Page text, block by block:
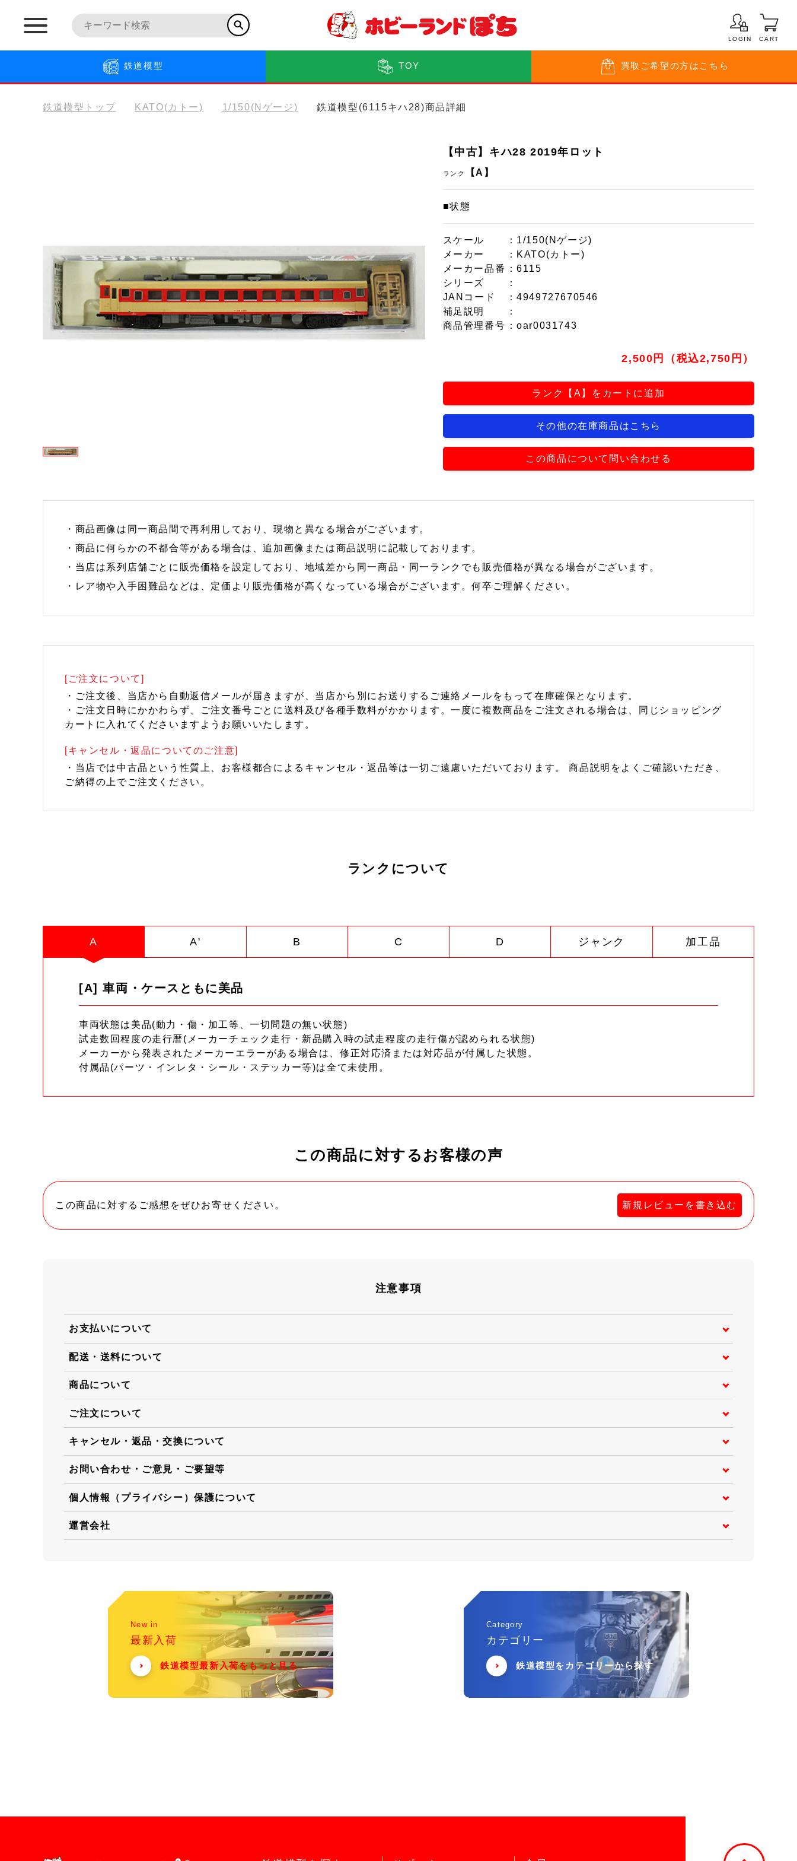
LOGIN CART
鉄道模型 TOY 買取 ご希望の方はこちら
鉄道模型トップ KATO(カトー) 1/150(Nゲージ) 鉄道模型(6115キハ28)商品詳細
【中古】キハ28 2019年ロット
ランク 【A】
■状態
スケール
：1/150(Nゲージ)
メーカー
：KATO(カトー)
メーカー品番
：6115
シリーズ
：
JANコード
：4949727670546
補足説明
：
商品管理番号 ：oar0031743
2,500円（税込2,750円）
ランク【A】をカートに追加
その他の在庫商品はこちら
この商品について問い合わせる
・商品画像は同一商品間で再利用しており、現物と異なる場合がございます。
・商品に何らかの不都合等がある場合は、追加画像または商品説明に記載しております。
・当店は系列店舗ごとに販売価格を設定しており、地域差から同一商品・同一ランクでも販売価格が異なる場合がございます。
・レア物や入手困難品などは、定価より販売価格が高くなっている場合がございます。何卒ご理解ください。
[ご注文について]
・ご注文後、当店から自動返信メールが届きますが、当店から別にお送りするご連絡メールをもって在庫確保となります。
・ご注文日時にかかわらず、ご注文番号ごとに送料及び各種手数料がかかります。一度に複数商品をご注文される場合は、同じショッピング
カートに入れてくださいますようお願いいたします。
[キャンセル・返品についてのご注意]
・当店では中古品という性質上、お客様都合によるキャンセル・返品等は一切ご遠慮いただいております。 商品説明をよくご確認いただき、
ご納得の上でご注文ください。
ランクについて
A A' B C D ジャンク 加工品
[A] 車両・ケースともに美品
車両状態は美品(動力・傷・加工等、一切問題の無い状態)
試走数回程度の走行暦(メーカーチェック走行・新品購入時の試走程度の走行傷が認められる状態)
メーカーから発表されたメーカーエラーがある場合は、修正対応済または対応品が付属した状態。
付属品(パーツ・インレタ・シール・ステッカー等)は全て未使用。
この商品に対するお客様の声
この商品に対するご感想をぜひお寄せください。 新規レビューを書き込む
注意事項
お支払いについて
配送・送料について
商品について
ご注文について
キャンセル・返品・交換について
お問い合わせ・ご意見・ご要望等
個人情報（プライバシー）保護について
運営会社
New in
最新入荷
鉄道模型最新入荷をもっと見る
Category
カテゴリー
鉄道模型をカテゴリーから探す